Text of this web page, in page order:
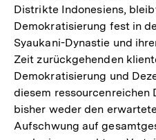
Distrikte Indonesiens,
Demokratisierung fest in
Syaukani-Dynastie und
Zeit zurückgehenden
Demokratisierung und
diesem ressourcenreichen
bisher weder den
Aufschwung auf